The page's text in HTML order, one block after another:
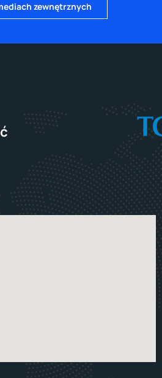
zewnętrznych